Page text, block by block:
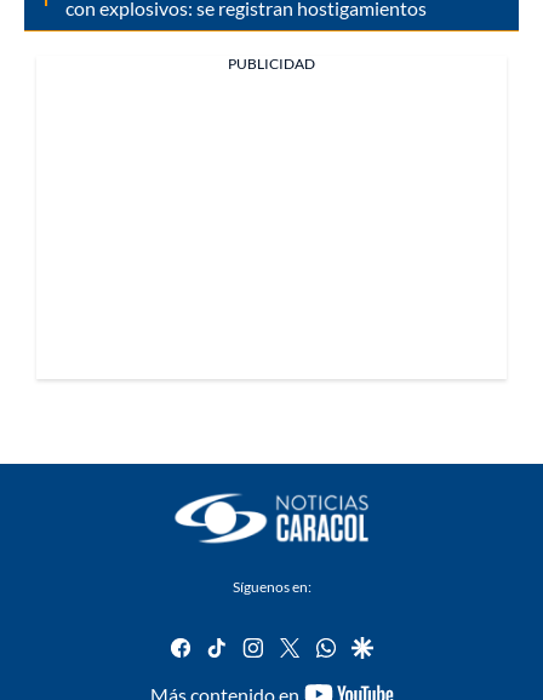
con explosivos: se registran hostigamientos
PUBLICIDAD
Síguenos en:
facebook
tiktok instagram
twitterwhatsapp
google
Más contenido en
youtube-